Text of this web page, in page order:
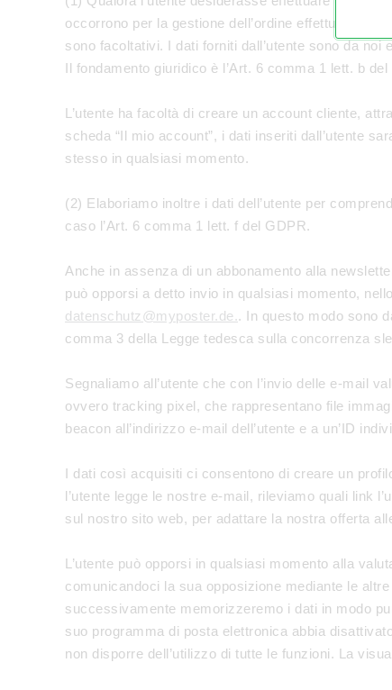
occorrono per la gestione dell’ordine effettuato
sono facoltativi. I dati forniti dall’utente sono da
Il fondamento giuridico è l’Art. 6 comma 1 lett. b del
L’utente ha facoltà di creare un account cliente,
scheda “Il mio account”, i dati inseriti dall’utente
stesso in qualsiasi momento.
(2) Elaboriamo inoltre i dati dell’utente per
caso l’Art. 6 comma 1 lett. f del GDPR.
Anche in assenza di un abbonamento alla
può opporsi a detto invio in qualsiasi momento,
datenschutz@myposter.de.. In questo modo sono
comma 3 della Legge tedesca sulla concorrenza
Segnaliamo all’utente che con l’invio delle e-mail
ovvero tracking pixel, che rappresentano file
beacon all’indirizzo e-mail dell’utente e a un’ID
I dati così acquisiti ci consentono di creare un
l’utente legge le nostre e-mail, rileviamo quali link
sul nostro sito web, per adattare la nostra offerta
L’utente può opporsi in qualsiasi momento alla
comunicandoci la sua opposizione mediante le
successivamente memorizzeremo i dati in modo
suo programma di posta elettronica abbia
non disporre dell’utilizzo di tutte le funzioni. La